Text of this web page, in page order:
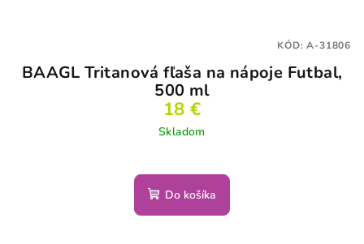
BAAGL Tritanová fľaša na nápoje Futbal,
500 ml
18 €
Skladom
Do košíka
KÓD:A-31806